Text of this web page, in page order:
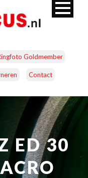
Goldmember
Contact
ED 30